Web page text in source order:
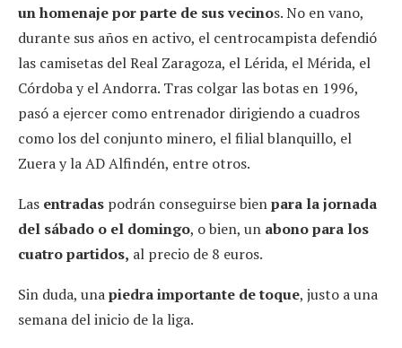
un homenaje por parte de sus vecinos. No en vano,
durante sus años en activo, el centrocampista defendió
las camisetas del Real Zaragoza, el Lérida, el Mérida, el
Córdoba y el Andorra. Tras colgar las botas en 1996,
pasó a ejercer como entrenador dirigiendo a cuadros
como los del conjunto minero, el filial blanquillo, el
Zuera y la AD Alfindén, entre otros.
Las entradas podrán conseguirse bienpara la jornada
del sábado o el domingo, o bien, un abono para los
cuatro partidos, al precio de 8 euros.
Sin duda, unapiedra importante de toque, justo a una
semana del inicio de la liga.